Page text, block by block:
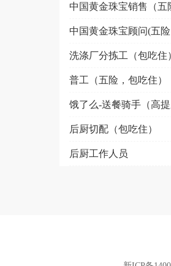
中国黄金珠宝顾问(五险
洗涤厂分拣工（包吃住
普工（五险，包吃住）
后厨切配（包吃住）
后厨工作人员